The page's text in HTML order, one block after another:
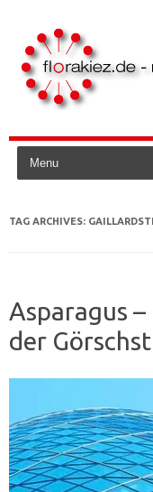
Skip to content
TAG ARCHIVES:
Asparagus
der